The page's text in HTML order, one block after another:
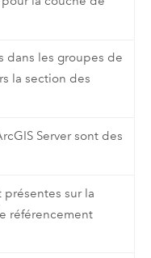
dans les groupes de
la section des
Server sont des
présentes sur la
référencement